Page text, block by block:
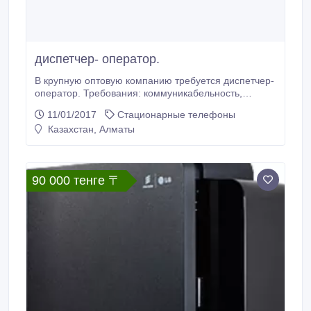
диспетчер- оператор.
В крупную оптовую компанию требуется диспетчер-
оператор. Требования: коммуникабельность,
телефонных переговоров. Условия: стабильный
доход, свободны график работы..
11/01/2017
Стационарные телефоны
Казахстан, Алматы
90 000 тенге 〒